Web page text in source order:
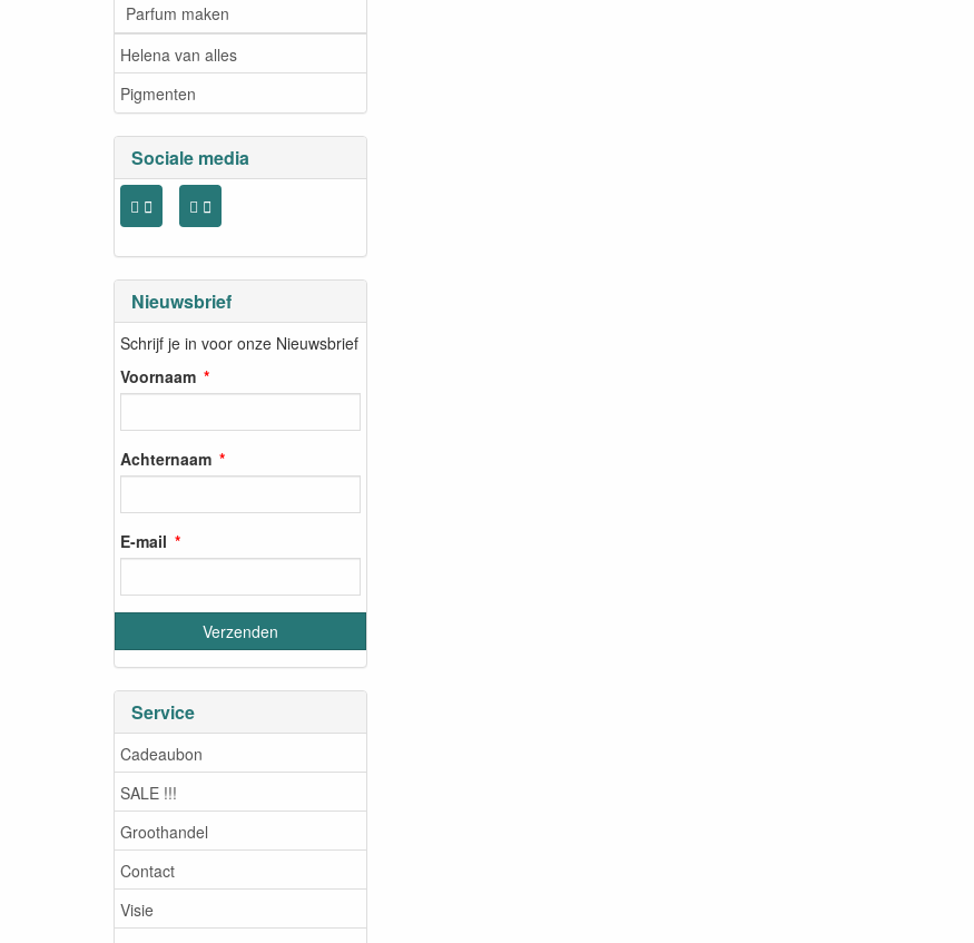
Parfum maken
Helena van alles
Pigmenten
Sociale media
Nieuwsbrief
Schrijf je in voor onze Nieuwsbrief
Voornaam
Achternaam
E-mail
Service
Cadeaubon
SALE !!!
Groothandel
Contact
Visie